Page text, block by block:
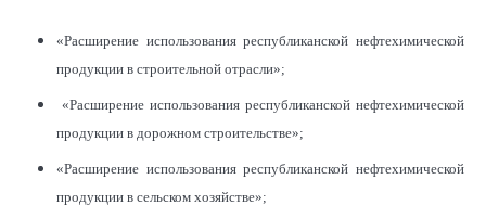
«Расширение использования республиканской нефтехимической
продукции в строительной отрасли»;
«Расширение использования республиканской нефтехимической
продукции в дорожном строительстве»;
«Расширение использования республиканской нефтехимической
продукции в сельском хозяйстве»;